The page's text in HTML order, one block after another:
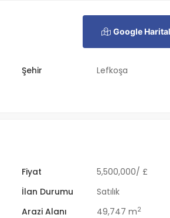
Google
Şehir
Lefkoşa
Fiyat 5,500,000/ £
İlan Durumu
Satılık
Arazi Alanı 49,747 m2